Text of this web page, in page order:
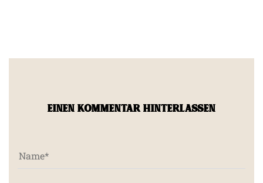
EINEN KOMMENTAR HINTERLASSEN